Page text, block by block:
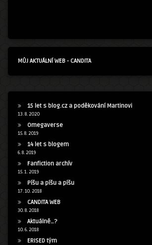
MŮJ AKTUÁLNÍ WEB - CANDITA
15 let s blog.cz a poděkování Martinovi
13. 8. 2020
Omegaverse
15. 8. 2019
14 let s blogem
6. 8. 2019
Fanfiction archív
15. 1. 2019
Píšu a píšu a píšu
17. 10. 2018
CANDITA WEB
30. 8. 2018
Aktuálně…?
10. 6. 2018
ERISED tým